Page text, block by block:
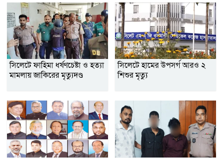
সিলেটে ফাহিমা ধর্ষণচেষ্টা ও হত্যা
মামলায় জাকিরের মৃত্যুদণ্ড
সিলেটে হামের উপসর্গ আরও ২
শিশুর মৃত্যু